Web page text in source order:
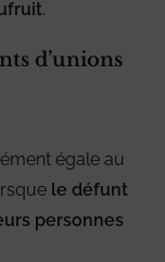
.
d’unions
égale au
le défunt
personnes